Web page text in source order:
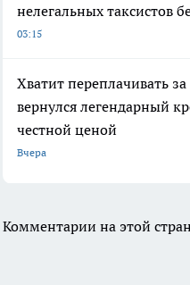
нелегальных таксистов
03:15
Хватит переплачивать
вернулся легендарный
честной ценой
Вчера
Комментарии на этой